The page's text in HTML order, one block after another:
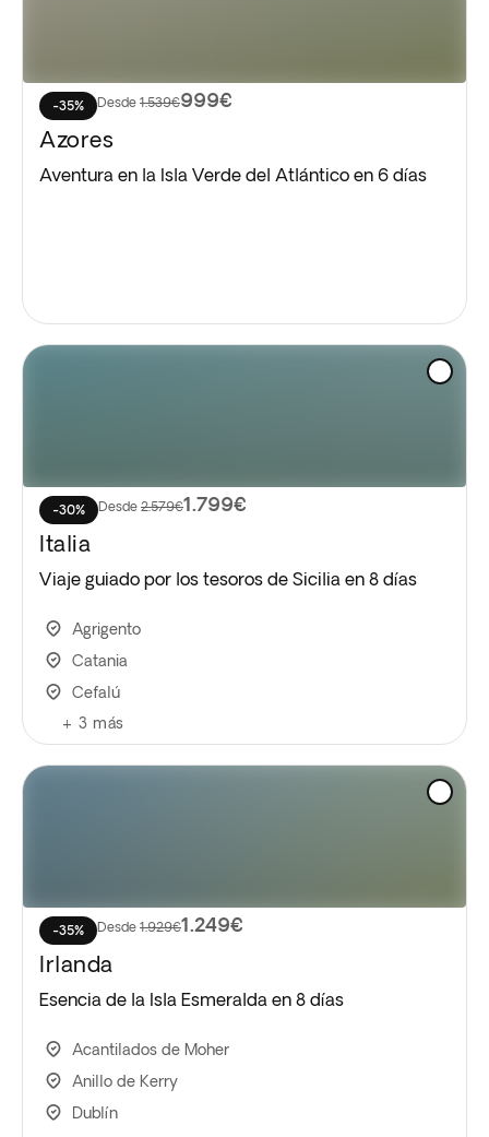
-35% Desde 1.539€999€
Azores
Aventura en la Isla Verde del Atlántico en 6 días
-30% Desde 2.579€1.799€
Italia
Viaje guiado por los tesoros de Sicilia en 8 días
Agrigento
Catania
Cefalú
+ 3 más
-35% Desde 1.929€1.249€
Irlanda
Esencia de la Isla Esmeralda en 8 días
Acantilados de Moher
Anillo de Kerry
Dublín